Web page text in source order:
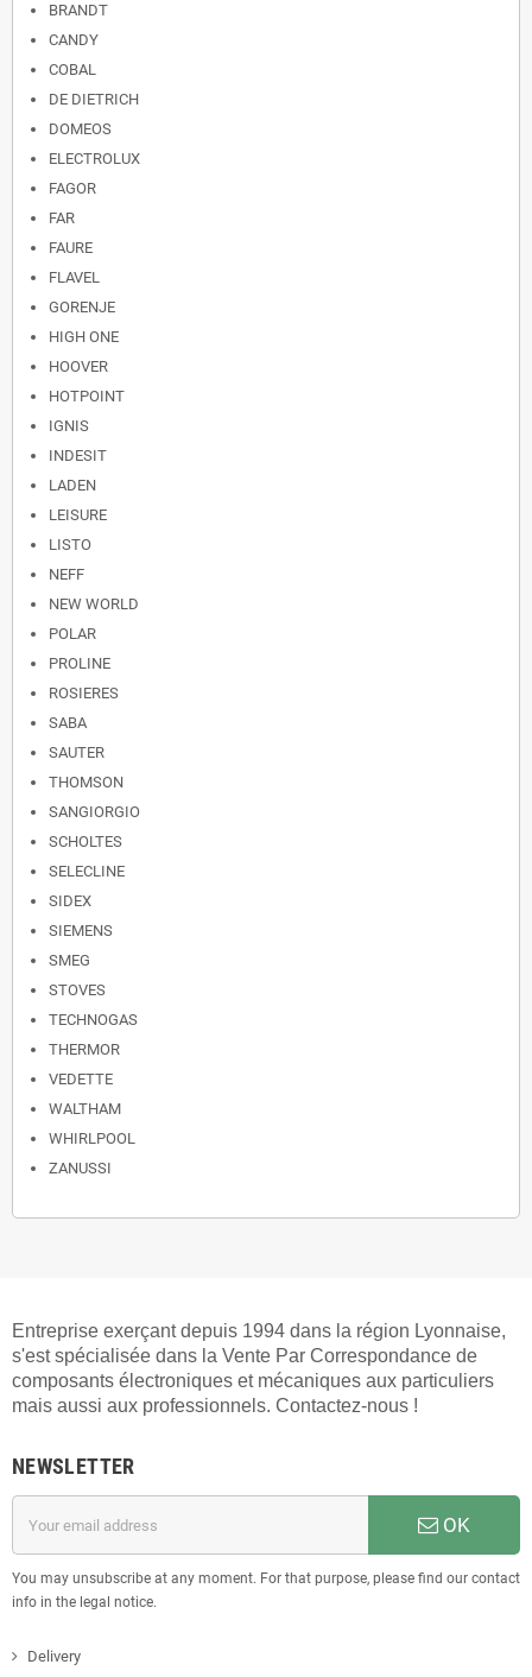
BRANDT
CANDY
COBAL
DE DIETRICH
DOMEOS
ELECTROLUX
FAGOR
FAR
FAURE
FLAVEL
GORENJE
HIGH ONE
HOOVER
HOTPOINT
IGNIS
INDESIT
LADEN
LEISURE
LISTO
NEFF
NEW WORLD
POLAR
PROLINE
ROSIERES
SABA
SAUTER
THOMSON
SANGIORGIO
SCHOLTES
SELECLINE
SIDEX
SIEMENS
SMEG
STOVES
TECHNOGAS
THERMOR
VEDETTE
WALTHAM
WHIRLPOOL
ZANUSSI
Entreprise exerçant depuis 1994 dans la région Lyonnaise,
s'est spécialisée dans la Vente Par Correspondance de
composants électroniques et mécaniques aux particuliers
mais aussi aux professionnels. Contactez-nous !
NEWSLETTER
OK
You may unsubscribe at any moment. For that purpose, please find our contact
info in the legal notice.
Delivery